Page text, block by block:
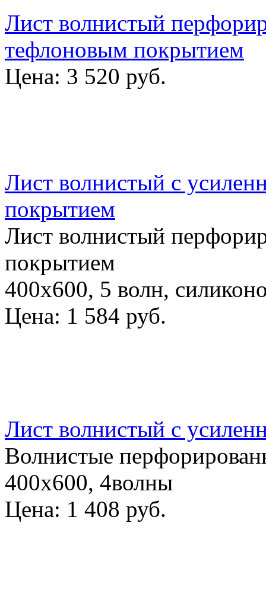
Лист волнистый
тефлоновым покрытием
Цена: 3 520 руб.
Лист волнистый с
покрытием
Лист волнистый
покрытием
400x600, 5 волн,
Цена: 1 584 руб.
Лист волнистый с
Волнистые
400x600, 4волны
Цена: 1 408 руб.